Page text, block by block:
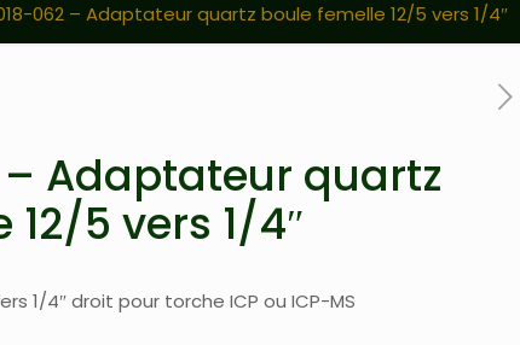
062 – Adaptateur quartz boule femelle 12/5 vers 1/4″
Adaptateur quartz
5 vers 1/4″
1/4″ droit pour torche ICP ou ICP-MS